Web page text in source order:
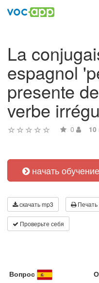
La
espagnol
presente
verbe
0 10
начать обучение
скачать mp3 Печать
Проверьте себя
Вопрос